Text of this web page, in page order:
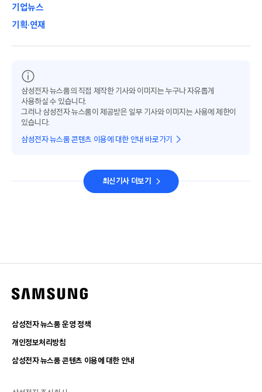
기업뉴스
기획·연재
삼성전자 뉴스룸의 직접 제작한 기사와 이미지는 누구나 자유롭게
사용하실 수 있습니다.
그러나 삼성전자 뉴스룸이 제공받은 일부 기사와 이미지는 사용에 제한이
있습니다.
삼성전자 뉴스룸 콘텐츠 이용에 대한 안내 바로가기
최신기사 더보기
삼성전자 뉴스룸 운영 정책
개인정보처리방침
삼성전자 뉴스룸 콘텐츠 이용에 대한 안내